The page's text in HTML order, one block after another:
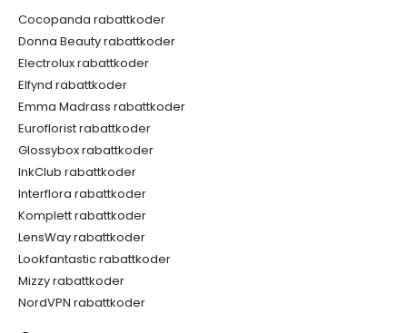
Cocopanda rabattkoder
Donna Beauty rabattkoder
Electrolux rabattkoder
Elfynd rabattkoder
Emma Madrass rabattkoder
Euroflorist rabattkoder
Glossybox rabattkoder
InkClub rabattkoder
Interflora rabattkoder
Komplett rabattkoder
LensWay rabattkoder
Lookfantastic rabattkoder
Mizzy rabattkoder
NordVPN rabattkoder